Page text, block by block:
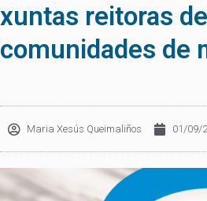
xuntas reitoras de
comunidades de
Maria Xesús Queimaliños 01/09/